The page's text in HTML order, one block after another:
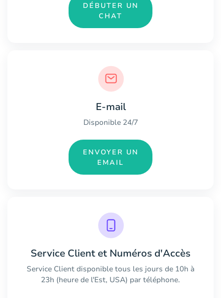
DÉBUTER UN
CHAT
E-mail
Disponible 24/7
ENVOYER UN
EMAIL
Service Client et Numéros d'Accès
Service Client disponible tous les jours de 10h à
23h (heure de l'Est, USA) par téléphone.